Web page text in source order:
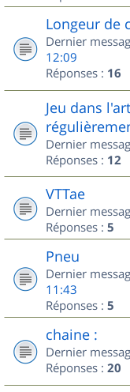
Longeur de
Dernier
12:09
Réponses : 16
Jeu dans
Dernier
Réponses : 12
VTTae
Dernier
Réponses : 5
Pneu
Dernier
11:43
Réponses : 5
chaine :
Dernier
Réponses : 20